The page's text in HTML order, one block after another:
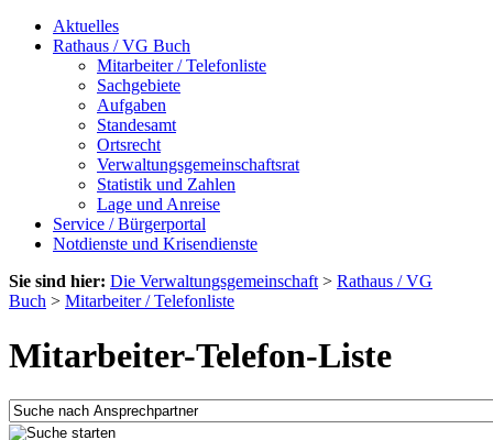
Aktuelles
Rathaus / VG Buch
Mitarbeiter / Telefonliste
Sachgebiete
Aufgaben
Standesamt
Ortsrecht
Verwaltungsgemeinschaftsrat
Statistik und Zahlen
Lage und Anreise
Service / Bürgerportal
Notdienste und Krisendienste
Sie sind hier: Die Verwaltungsgemeinschaft > Rathaus / VG
Buch > Mitarbeiter / Telefonliste
Mitarbeiter-Telefon-Liste